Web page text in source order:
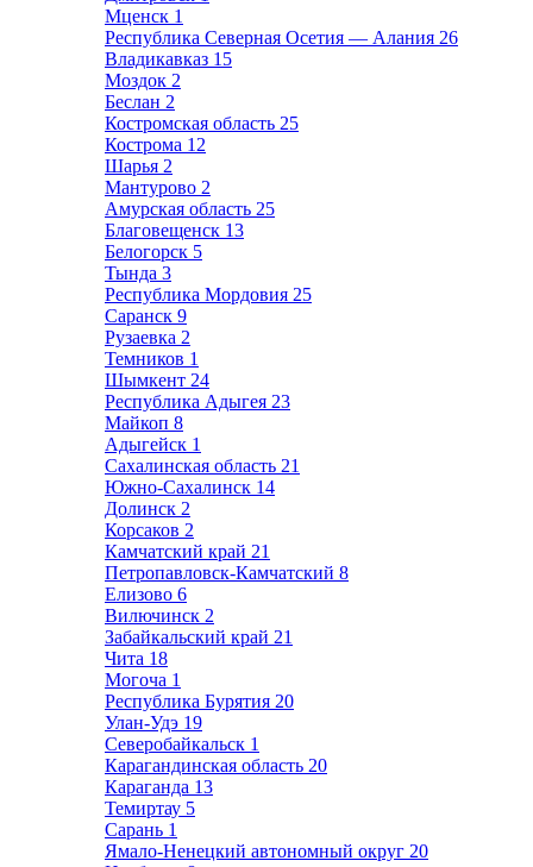
Мценск 1
Республика Северная Осетия — Алания 26
Владикавказ 15
Моздок 2
Беслан 2
Костромская область 25
Кострома 12
Шарья 2
Мантурово 2
Амурская область 25
Благовещенск 13
Белогорск 5
Тында 3
Республика Мордовия 25
Саранск 9
Рузаевка 2
Темников 1
Шымкент 24
Республика Адыгея 23
Майкоп 8
Адыгейск 1
Сахалинская область 21
Южно-Сахалинск 14
Долинск 2
Корсаков 2
Камчатский край 21
Петропавловск-Камчатский 8
Елизово 6
Вилючинск 2
Забайкальский край 21
Чита 18
Могоча 1
Республика Бурятия 20
Улан-Удэ 19
Северобайкальск 1
Карагандинская область 20
Караганда 13
Темиртау 5
Сарань 1
Ямало-Ненецкий автономный округ 20